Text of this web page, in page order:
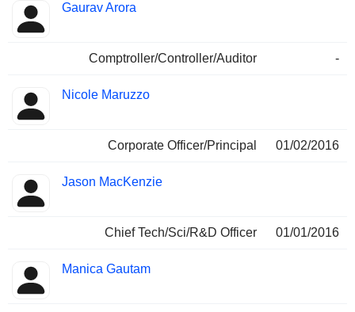
Gaurav Arora
Comptroller/Controller/Auditor -
Nicole Maruzzo
Corporate Officer/Principal 01/02/2016
Jason MacKenzie
Chief Tech/Sci/R&D Officer 01/01/2016
Manica Gautam